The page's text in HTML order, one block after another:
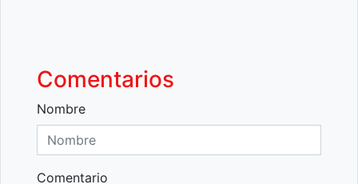
Comentarios
Nombre
Comentario